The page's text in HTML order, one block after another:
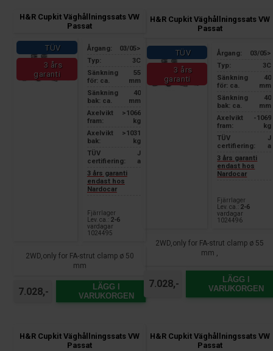
H&R Cupkit Väghållningssats VW
Passat
TÜV
3 års
garanti
Årgang:
03/05>
Typ:
3C
Sänkning
för: ca.
55
mm
Sänkning
bak: ca.
40
mm
Axelvikt
fram:
>1066
kg
Axelvikt
bak:
>1031
kg
TÜV
certifiering:
J
a
3 års garanti
endast hos
Nardocar
Fjärrlager
Lev. ca.:
2-6
vardagar
1024495
2WD,only for FA-strut clamp ø 50
mm
7.028,-
LÄGG I
VARUKORGEN
H&R Cupkit Väghållningssats VW
Passat
TÜV
3 års
garanti
Årgang:
03/05>
Typ:
3C
Sänkning
för: ca.
40
mm
Sänkning
bak: ca.
40
mm
Axelvikt
fram:
-1069
kg
TÜV
certifiering:
J
a
3 års garanti
endast hos
Nardocar
Fjärrlager
Lev. ca.: 2-6
vardagar
1024496
2WD,only for FA-strut clamp ø 55
mm ,
7.028,-
LÄGG I
VARUKORGEN
H&R Cupkit Väghållningssats VW
Passat
H&R Cupkit Väghållningssats VW
Passat